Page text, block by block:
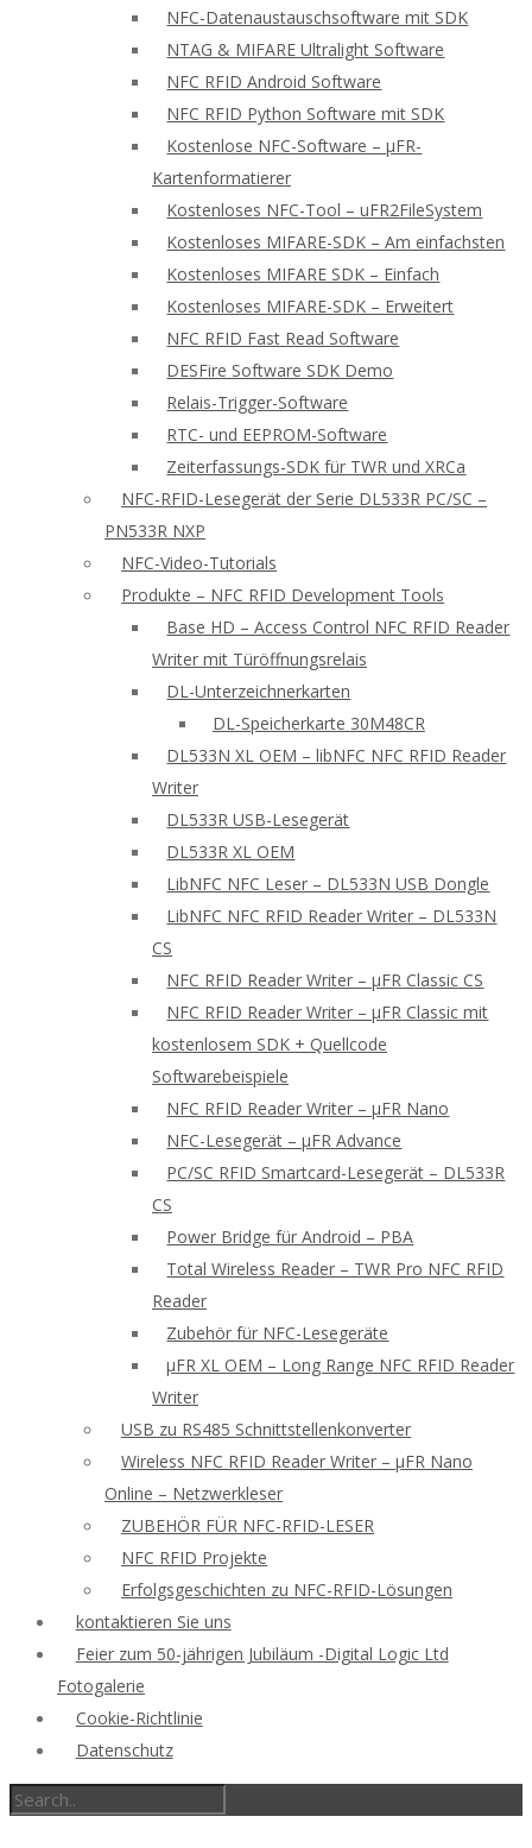
NFC-Datenaustauschsoftware mit SDK
NTAG & MIFARE Ultralight Software
NFC RFID Android Software
NFC RFID Python Software mit SDK
Kostenlose NFC-Software – μFR-
Kartenformatierer
Kostenloses NFC-Tool – uFR2FileSystem
Kostenloses MIFARE-SDK – Am einfachsten
Kostenloses MIFARE SDK – Einfach
Kostenloses MIFARE-SDK – Erweitert
NFC RFID Fast Read Software
DESFire Software SDK Demo
Relais-Trigger-Software
RTC- und EEPROM-Software
Zeiterfassungs-SDK für TWR und XRCa
NFC-RFID-Lesegerät der Serie DL533R PC/SC –
PN533R NXP
NFC-Video-Tutorials
Produkte – NFC RFID Development Tools
Base HD – Access Control NFC RFID Reader
Writer mit Türöffnungsrelais
DL-Unterzeichnerkarten
DL-Speicherkarte 30M48CR
DL533N XL OEM – libNFC NFC RFID Reader
Writer
DL533R USB-Lesegerät
DL533R XL OEM
LibNFC NFC Leser – DL533N USB Dongle
LibNFC NFC RFID Reader Writer – DL533N
CS
NFC RFID Reader Writer – μFR Classic CS
NFC RFID Reader Writer – μFR Classic mit
kostenlosem SDK + Quellcode
Softwarebeispiele
NFC RFID Reader Writer – μFR Nano
NFC-Lesegerät – μFR Advance
PC/SC RFID Smartcard-Lesegerät – DL533R
CS
Power Bridge für Android – PBA
Total Wireless Reader – TWR Pro NFC RFID
Reader
Zubehör für NFC-Lesegeräte
μFR XL OEM – Long Range NFC RFID Reader
Writer
USB zu RS485 Schnittstellenkonverter
Wireless NFC RFID Reader Writer – μFR Nano
Online – Netzwerkleser
ZUBEHÖR FÜR NFC-RFID-LESER
NFC RFID Projekte
Erfolgsgeschichten zu NFC-RFID-Lösungen
kontaktieren Sie uns
Feier zum 50-jährigen Jubiläum -Digital Logic Ltd
Fotogalerie
Cookie-Richtlinie
Datenschutz